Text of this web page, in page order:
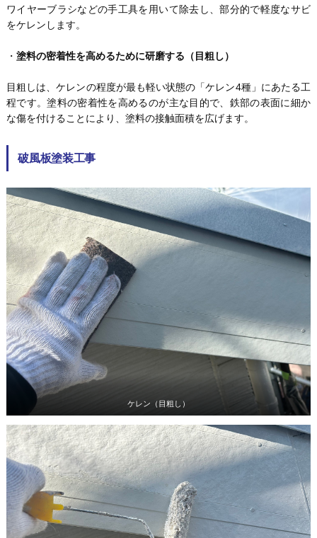
ワイヤーブラシなどの手工具を用いて除去し、部分的で軽度なサビ
をケレンします。
・ 塗料の密着性を高めるために研磨する（目粗し）
目粗しは、ケレンの程度が最も軽い状態の「ケレン4種」にあたる工
程です。塗料の密着性を高めるのが主な目的で、鉄部の表面に細か
な傷を付けることにより、塗料の接触面積を広げます。
破風板塗装工事
ケレン（目粗し）